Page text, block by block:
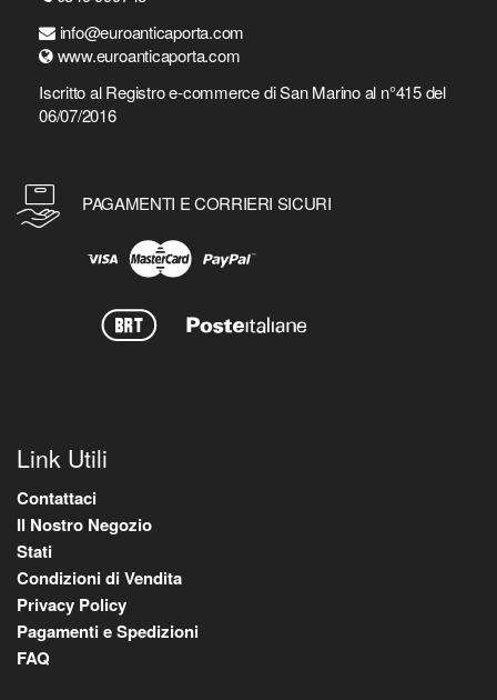
info@euroanticaporta.com
www.euroanticaporta.com
Iscritto al Registro e-commerce di San Marino al n°415 del
06/07/2016
PAGAMENTI E CORRIERI SICURI
Link Utili
Contattaci
Il Nostro Negozio
Stati
Condizioni di Vendita
Privacy Policy
Pagamenti e Spedizioni
FAQ